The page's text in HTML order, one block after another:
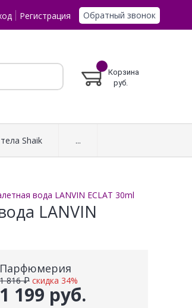
Регистрация Обратный звонок
Корзина
руб.
Shaik ...
вода LANVIN ECLAT 30ml
LANVIN
Парфюмерия
1 199 руб.
1 816 ₽ скидка 34%